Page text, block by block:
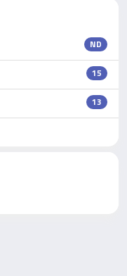
ND
15
13